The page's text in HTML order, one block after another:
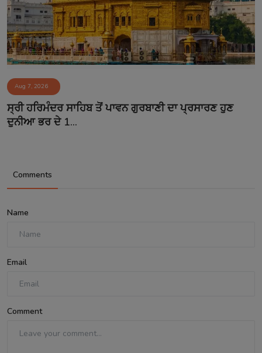
Aug 7, 2026
ਸ੍ਰੀ ਹਰਿਮੰਦਰ ਸਾਹਿਬ ਤੋਂ ਪਾਵਨ ਗੁਰਬਾਣੀ ਦਾ ਪ੍ਰਸਾਰਣ ਹੁਣ
ਦੁਨੀਆ ਭਰ ਦੇ 1...
Comments
Name
Email
Comment